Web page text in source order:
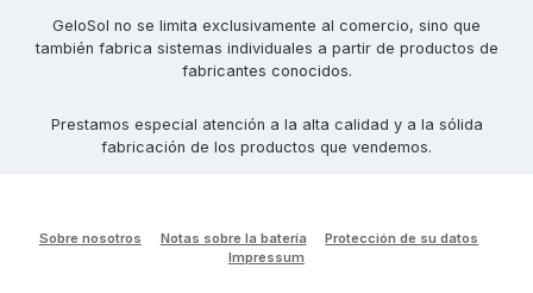
GeloSol no se limita exclusivamente al comercio, sino que
también fabrica sistemas individuales a partir de productos de
fabricantes conocidos.
Prestamos especial atención a la alta calidad y a la sólida
fabricación de los productos que vendemos.
Sobre nosotros Notas sobre la batería
Protección de su datos
Impressum